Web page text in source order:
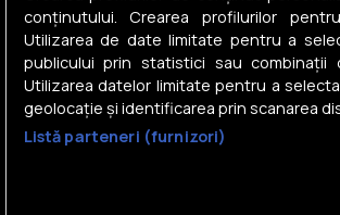
Case de vânzare în Victoria
Despre noi
conținutului. Crearea profilurilor
Utilizarea de date limitate pentru a
publicului prin statistici sau
Utilizarea datelor limitate pentru a
geolocație și identificarea prin scanarea
Listă parteneri (furnizori)